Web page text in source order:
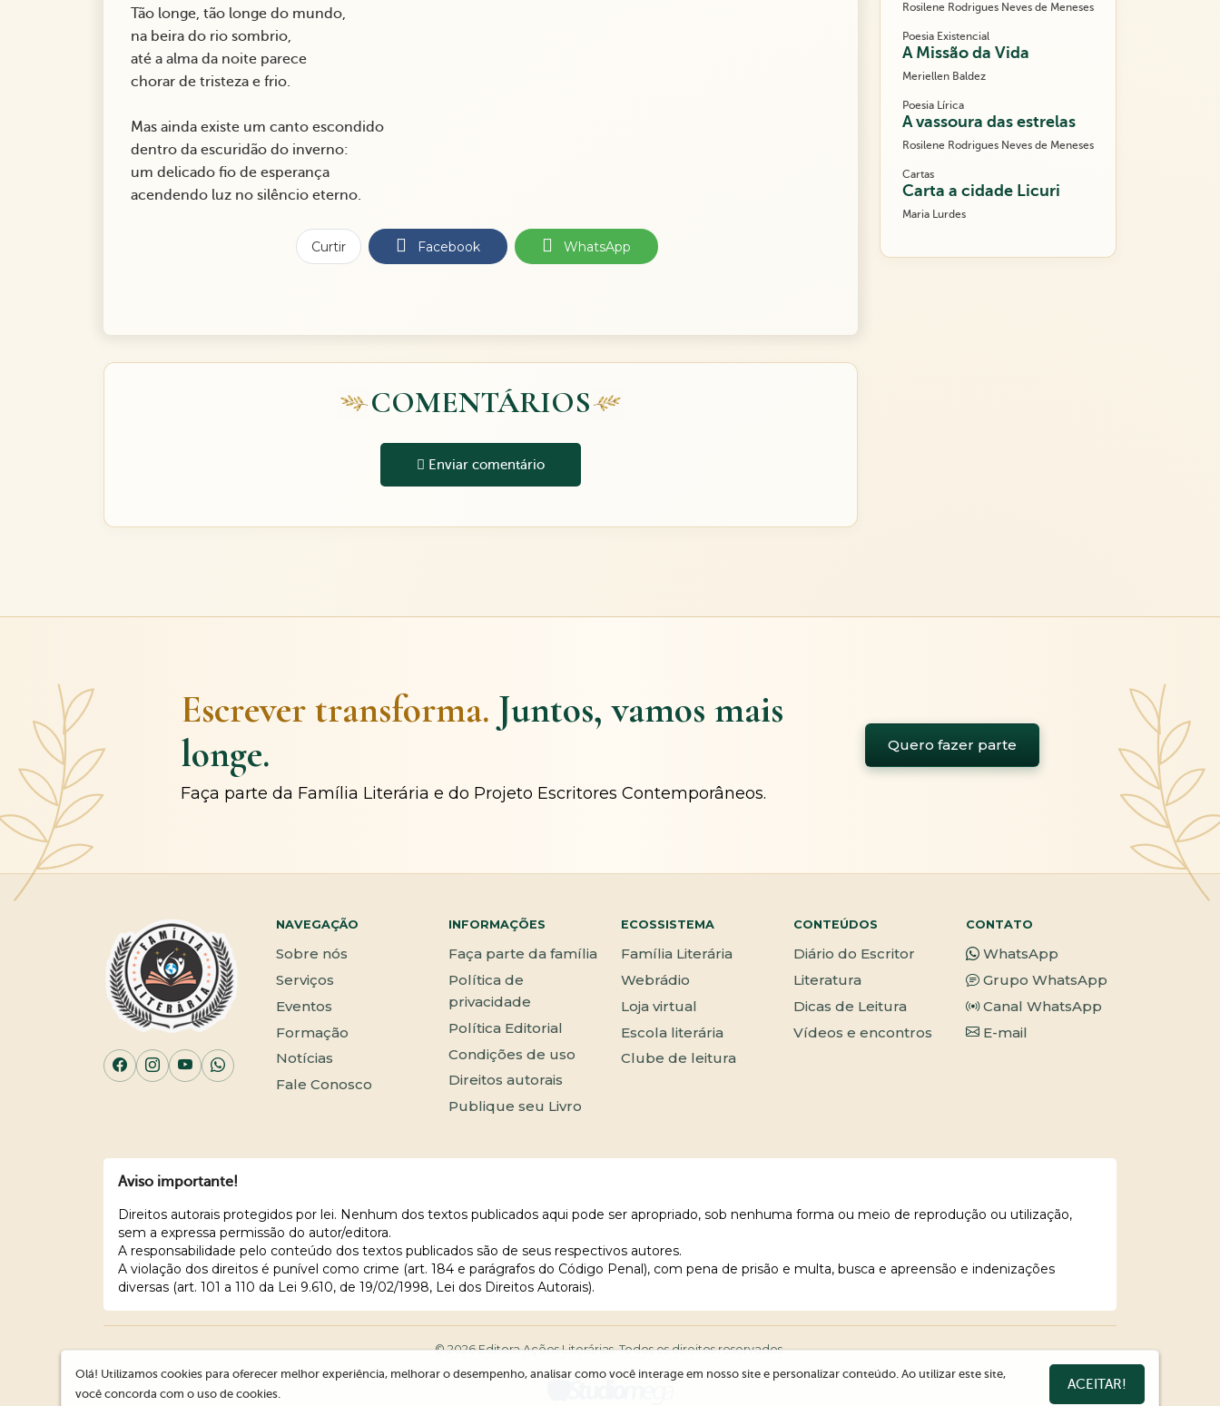
Tão longe, tão longe do mundo,
na beira do rio sombrio,
até a alma da noite parece
chorar de tristeza e frio.
Mas ainda existe um canto escondido
dentro da escuridão do inverno:
um delicado fio de esperança
acendendo luz no silêncio eterno.
Curtir Facebook WhatsApp
COMENTÁRIOS
Enviar comentário
Rosilene Rodrigues Neves de Meneses
Poesia Existencial
A Missão da Vida
Meriellen Baldez
Poesia Lírica
A vassoura das estrelas
Rosilene Rodrigues Neves de Meneses
Cartas
Carta a cidade Licuri
Maria Lurdes
Escrever transforma. Juntos, vamos mais
longe.
Faça parte da Família Literária e do Projeto Escritores Contemporâneos.
Quero fazer parte
NAVEGAÇÃO
Sobre nós
Serviços
Eventos
Formação
Notícias
Fale Conosco
INFORMAÇÕES
Faça parte da família
Política de
privacidade
Política Editorial
Condições de uso
Direitos autorais
Publique seu Livro
ECOSSISTEMA
Família Literária
Webrádio
Loja virtual
Escola literária
Clube de leitura
CONTEÚDOS
Diário do Escritor
Literatura
Dicas de Leitura
Vídeos e encontros
CONTATO
WhatsApp
Grupo WhatsApp
Canal WhatsApp
E-mail
Aviso importante!
Direitos autorais protegidos por lei. Nenhum dos textos publicados aqui pode ser apropriado, sob nenhuma forma ou meio de reprodução ou utilização,
sem a expressa permissão do autor/editora.
A responsabilidade pelo conteúdo dos textos publicados são de seus respectivos autores.
A violação dos direitos é punível como crime (art. 184 e parágrafos do Código Penal), com pena de prisão e multa, busca e apreensão e indenizações
diversas (art. 101 a 110 da Lei 9.610, de 19/02/1998, Lei dos Direitos Autorais).
© 2026 Editora Ações Literárias. Todos os direitos reservados.
Olá! Utilizamos cookies para oferecer melhor experiência, melhorar o desempenho, analisar como você interage em nosso site e personalizar conteúdo. Ao utilizar este site,
você concorda com o uso de cookies.
ACEITAR!